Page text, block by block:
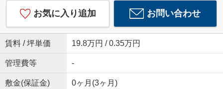
お気に入り追加 お問い合わせ
賃料 / 坪単価 19.8万円 / 0.35万円
管理費等 -
敷金(保証金) 0ヶ月(3ヶ月)